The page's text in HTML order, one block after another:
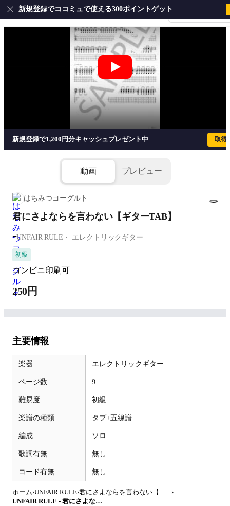
会員登録・ログイ
新規登録でココミュで使える300ポイントゲット
君にさよならを言わない【ギター
新規登録で1,200円分キャッシュプレゼント中 取得
動画 プレビュー
はちみつヨーグルト
君にさよならを言わない【ギターTAB】
-UNFAIR RULE エレクトリックギター
初級
コンビニ印刷可
250円
主要情報
楽器 エレクトリックギター
ページ数 9
難易度 初級
楽譜の種類 タブ+五線譜
編成 ソロ
歌詞有無 無し
コード有無 無し
ホーム›UNFAIR RULE›
›
UNFAIR RULE - 君にさよならを言わない【ギターTAB】 by はちみつヨーグルト